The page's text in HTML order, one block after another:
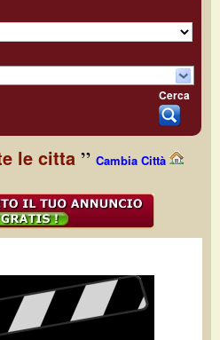
Cerca
le citta Cambia Città